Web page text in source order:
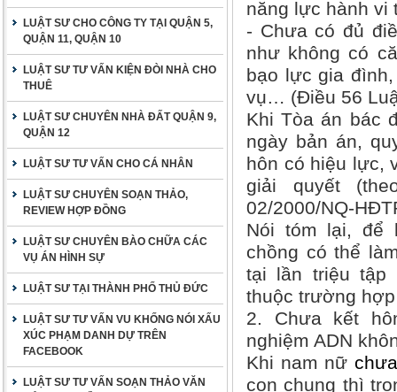
LUẬT SƯ CHO CÔNG TY TẠI QUẬN 5,
QUẬN 11, QUẬN 10
LUẬT SƯ TƯ VẤN KIỆN ĐÒI NHÀ CHO
THUÊ
LUẬT SƯ CHUYÊN NHÀ ĐẤT QUẬN 9,
QUẬN 12
LUẬT SƯ TƯ VẤN CHO CÁ NHÂN
LUẬT SƯ CHUYÊN SOẠN THẢO,
REVIEW HỢP ĐỒNG
LUẬT SƯ CHUYÊN BÀO CHỮA CÁC
VỤ ÁN HÌNH SỰ
LUẬT SƯ TẠI THÀNH PHỐ THỦ ĐỨC
LUẬT SƯ TƯ VẤN VU KHỐNG NÓI XẤU
XÚC PHẠM DANH DỰ TRÊN
FACEBOOK
LUẬT SƯ TƯ VẤN SOẠN THẢO VĂN
năng lực hành vi
- Chưa có đủ
như không có
bạo lực gia
vụ… (Điều 56
Khi Tòa án bác
ngày bản án,
hôn có hiệu lực,
giải quyết
02/2000/NQ-
Nói tóm lại, để
chồng có thể
tại lần triệu tập
thuộc trường
2. Chưa kết
nghiệm ADN
Khi nam nữ
con chung thì